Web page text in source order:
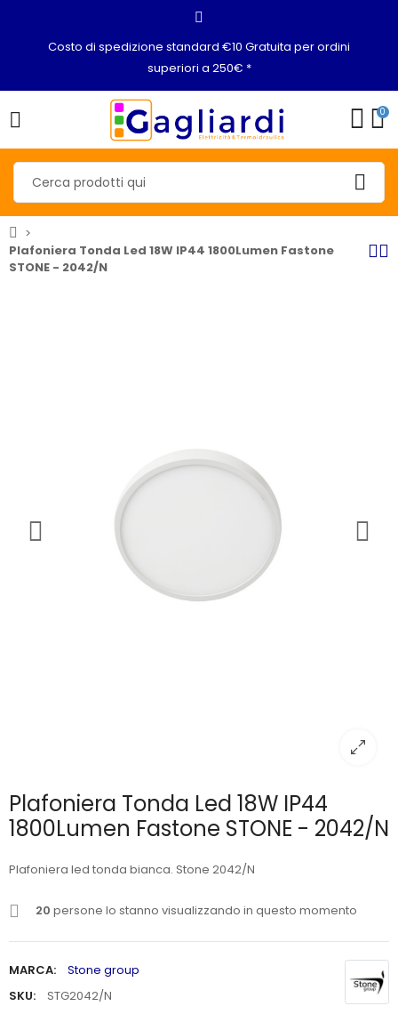
Costo di spedizione standard €10 Gratuita per ordini
superiori a 250€ *
0
Plafoniera Tonda Led 18W IP44 1800Lumen Fastone
STONE - 2042/N
Plafoniera Tonda Led 18W IP44
1800Lumen Fastone STONE - 2042/N
Plafoniera led tonda bianca. Stone 2042/N
20 persone lo stanno visualizzando in questo momento
MARCA:
Stone group
SKU:
STG2042/N